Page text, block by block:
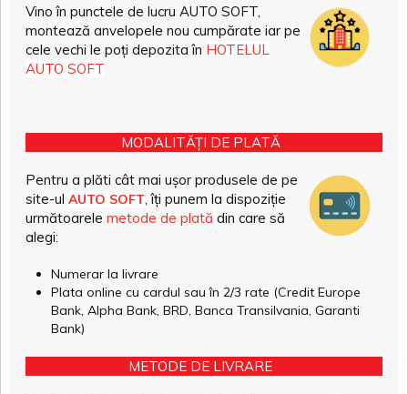
Vino în punctele de lucru AUTO SOFT,
montează anvelopele nou cumpărate iar pe
cele vechi le poți depozita în HOTELUL
AUTO SOFT
MODALITĂȚI DE PLATĂ
Pentru a plăti cât mai ușor produsele de pe
site-ul AUTO SOFT, îți punem la dispoziție
următoarele metode de plată din care să
alegi:
Numerar la livrare
Plata online cu cardul sau în 2/3 rate (Credit Europe
Bank, Alpha Bank, BRD, Banca Transilvania, Garanti
Bank)
METODE DE LIVRARE